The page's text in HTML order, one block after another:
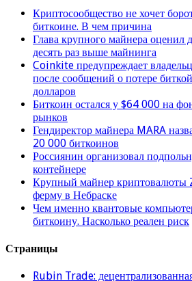
Криптосообщество не хочет
биткоине. В чем причина
Глава крупного майнера оценил
десять раз выше майнинга
Coinkite предупреждает
после сообщений о потере
долларов
Биткоин остался у $64 000 на
рынков
Гендиректор майнера MARA
20 000 биткоинов
Россиянин организовал
контейнере
Крупный майнер криптовалюты
ферму в Небраске
Чем именно квантовые
биткоину. Насколько реален риск
Страницы
Rubin Trade: